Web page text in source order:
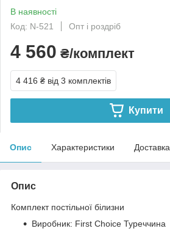
В наявності
Код: N-521
Опт і роздріб
4 560 ₴/комплект
4 416 ₴ від 3 комплектів
Купити
Опис Характеристики Доставка
Опис
Комплект постільної білизни
Виробник: First Choice Туреччина